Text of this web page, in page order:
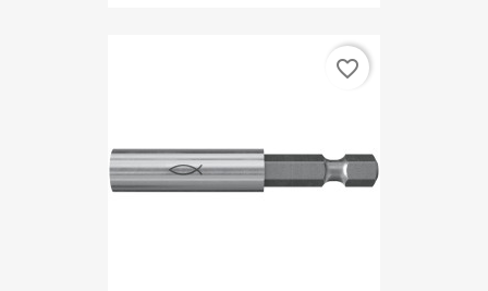
favorite_border